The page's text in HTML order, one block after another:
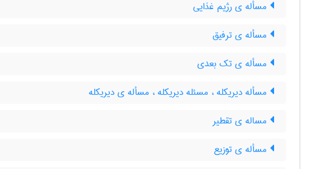
مسأله ی رژیم غذایی
مسأله ی ترفیق
مسأله ی تک بعدی
مسأله دیریکله ، مسئله دیریکله ، مسأله ی دیریکله
مساله ی تقطیر
مسأله ی توزیع